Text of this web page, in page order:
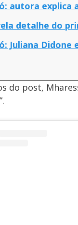
autora
detalhe do
Juliana
do post,